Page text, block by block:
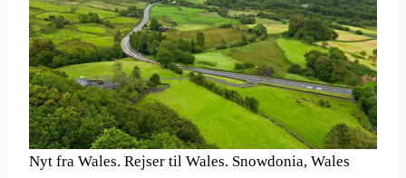
Nyt fra Wales. Rejser til Wales. Snowdonia, Wales